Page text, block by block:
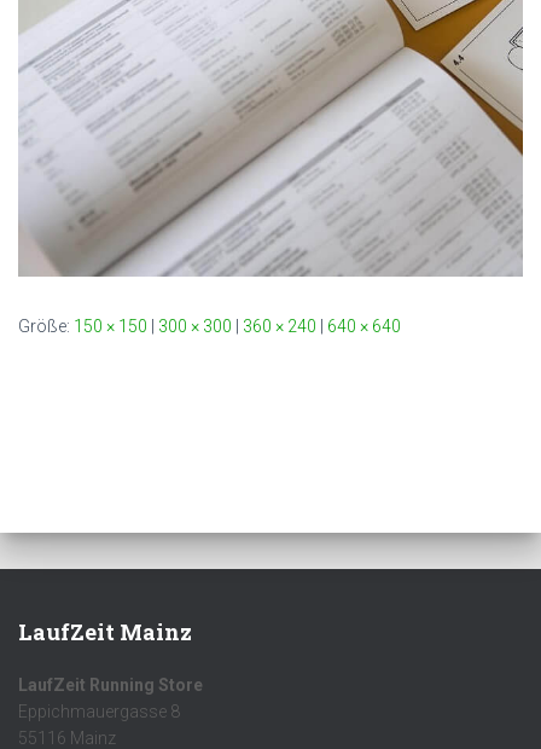
Größe: 150 × 150 300 × 300 360 × 240 640 × 640
LaufZeit Mainz
LaufZeit Running Store
Eppichmauergasse 8
55116 Mainz